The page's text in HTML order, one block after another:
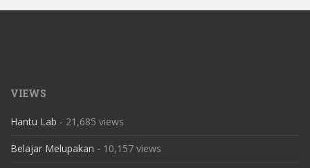
VIEWS
Hantu Lab - 21,685 views
Belajar Melupakan - 10,157 views